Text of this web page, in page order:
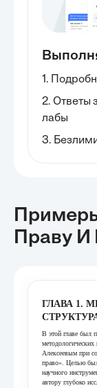
1.
2. Ответы
лабы
3.
Праву И
ГЛАВА 1.
В этой главе был
Алексеевым при
право». Целью
научного
автору глубоко